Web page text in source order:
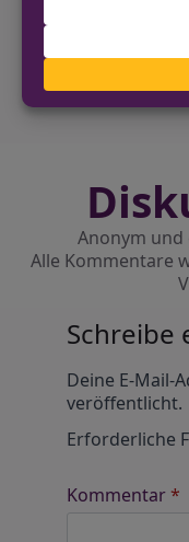
Anonym und
Alle Kommentare
Schreibe
Deine E-Mail-
veröffentlicht.
Erforderliche
Kommentar*